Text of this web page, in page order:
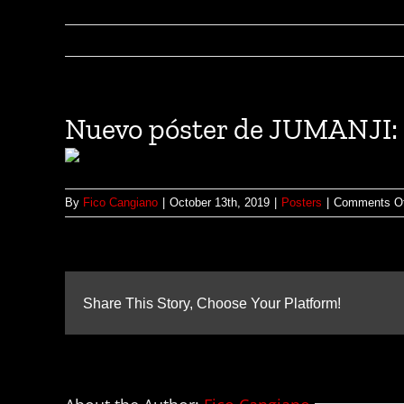
Nuevo póster de
By Fico Cangiano October 13th, 2019 Posters Comments
Share This Story, Choose Your Platform!